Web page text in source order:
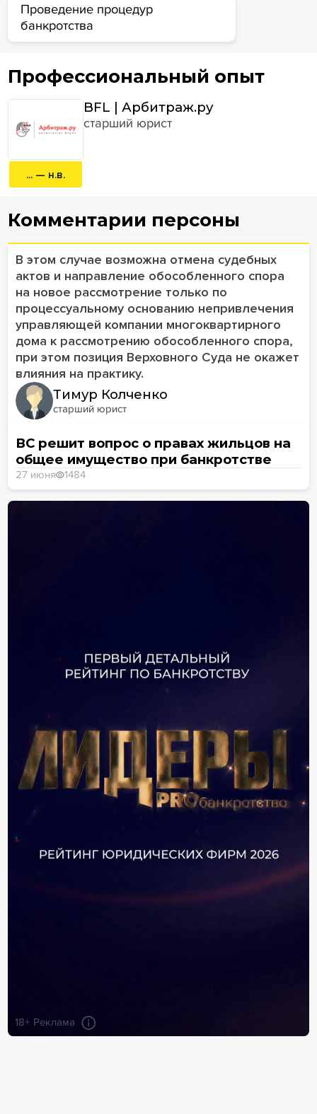
Проведение процедур
банкротства
Профессиональный опыт
... — н.в.
BFL | Арбитраж.ру
старший юрист
Комментарии персоны
В этом случае возможна отмена судебных
актов и направление обособленного спора
на новое рассмотрение только по
процессуальному основанию непривлечения
управляющей компании многоквартирного
дома к рассмотрению обособленного спора,
при этом позиция Верховного Суда не окажет
влияния на практику.
Тимур Колченко
старший юрист
ВС решит вопрос о правах жильцов на
общее имущество при банкротстве
27 июня 1484
18+ Реклама